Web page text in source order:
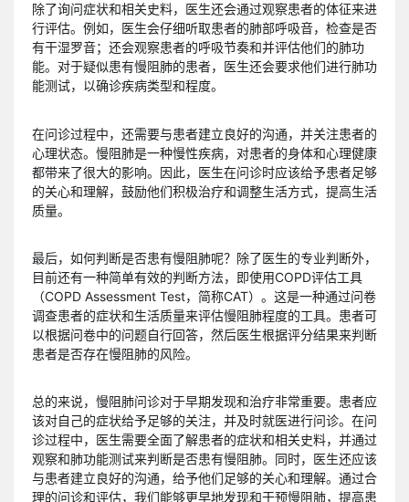
除了询问症状和相关史料，医生还会通过观察患者的体征来进
行评估。例如，医生会仔细听取患者的肺部呼吸音，检查是否
有干湿罗音；还会观察患者的呼吸节奏和并评估他们的肺功
能。对于疑似患有慢阻肺的患者，医生还会要求他们进行肺功
能测试，以确诊疾病类型和程度。
在问诊过程中，还需要与患者建立良好的沟通，并关注患者的
心理状态。慢阻肺是一种慢性疾病，对患者的身体和心理健康
都带来了很大的影响。因此，医生在问诊时应该给予患者足够
的关心和理解，鼓励他们积极治疗和调整生活方式，提高生活
质量。
最后，如何判断是否患有慢阻肺呢？除了医生的专业判断外，
目前还有一种简单有效的判断方法，即使用COPD评估工具
（COPD Assessment Test，简称CAT）。这是一种通过问卷
调查患者的症状和生活质量来评估慢阻肺程度的工具。患者可
以根据问卷中的问题自行回答，然后医生根据评分结果来判断
患者是否存在慢阻肺的风险。
总的来说，慢阻肺问诊对于早期发现和治疗非常重要。患者应
该对自己的症状给予足够的关注，并及时就医进行问诊。在问
诊过程中，医生需要全面了解患者的症状和相关史料，并通过
观察和肺功能测试来判断是否患有慢阻肺。同时，医生还应该
与患者建立良好的沟通，给予他们足够的关心和理解。通过合
理的问诊和评估，我们能够更早地发现和干预慢阻肺，提高患